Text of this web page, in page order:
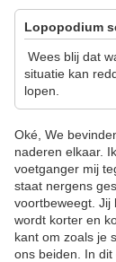
Lopopodium
Wees blij dat
situatie kan
lopen.
Oké, We
naderen elkaar.
voetganger mij
staat nergens
voortbeweegt. Jij
wordt korter en
kant om zoals je
ons beiden. In